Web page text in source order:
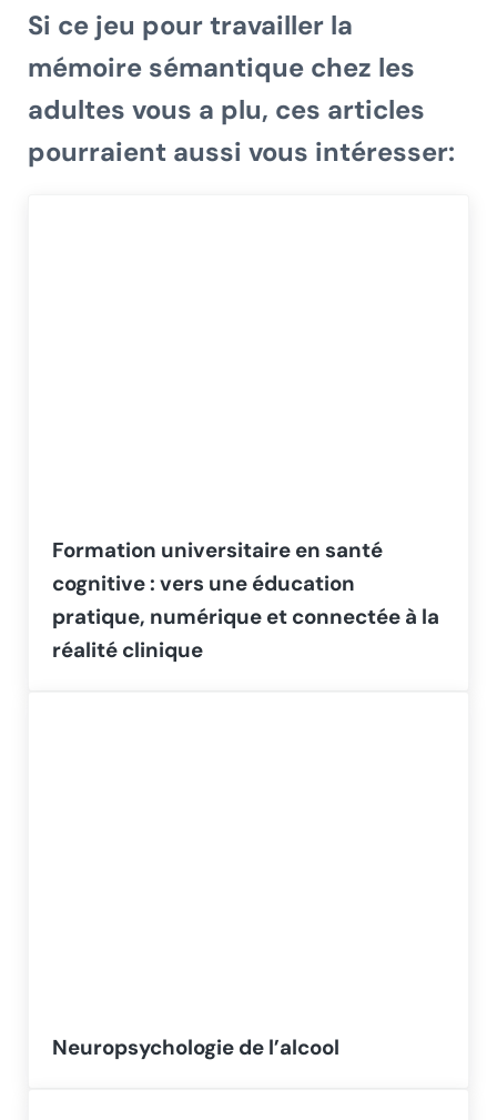
Si ce jeu pour travailler la
mémoire sémantique chez les
adultes vous a plu, ces articles
pourraient aussi vous intéresser:
Formation universitaire en santé
cognitive : vers une éducation
pratique, numérique et connectée à la
réalité clinique
Neuropsychologie de l’alcool